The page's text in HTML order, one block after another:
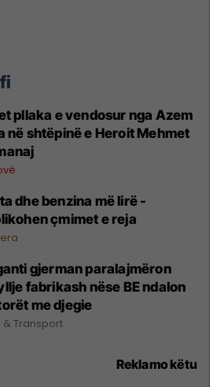
pllaka e vendosur nga Azem
në shtëpinë e Heroit Mehmet
dhe benzina më lirë -
çmimet e reja
gjerman paralajmëron
fabrikash nëse BE ndalon
me djegie
& Transport
Reklamo këtu